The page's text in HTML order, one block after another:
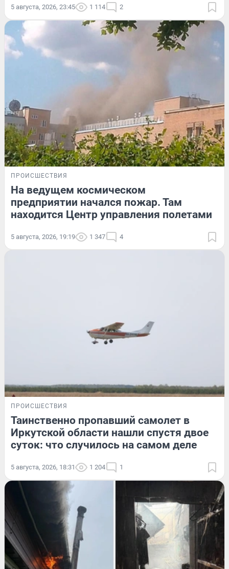
5 августа, 2026, 23:45 1 114 2
ПРОИСШЕСТВИЯ
На ведущем космическом
предприятии начался пожар. Там
находится Центр управления полетами
5 августа, 2026, 19:19 1 347 4
ПРОИСШЕСТВИЯ
Таинственно пропавший самолет в
Иркутской области нашли спустя двое
суток: что случилось на самом деле
5 августа, 2026, 18:31 1 204 1